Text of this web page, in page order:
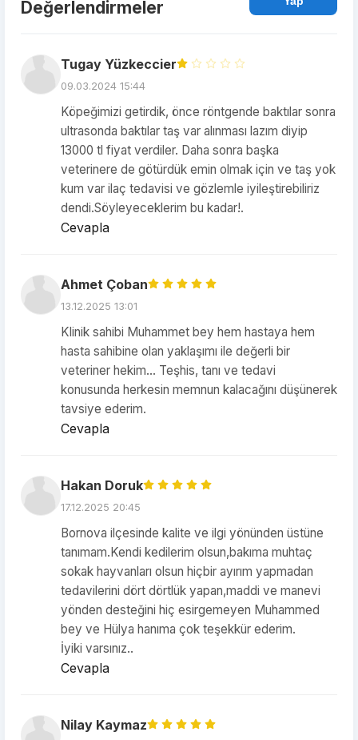
Değerlendirmeler
Tugay Yüzkeccier
09.03.2024 15:44
Köpeğimizi getirdik, önce röntgende baktılar sonra
ultrasonda baktılar taş var alınması lazım diyip
13000 tl fiyat verdiler. Daha sonra başka
veterinere de götürdük emin olmak için ve taş yok
kum var ilaç tedavisi ve gözlemle iyileştirebiliriz
dendi.Söyleyeceklerim bu kadar!.
Cevapla
Ahmet Çoban
13.12.2025 13:01
Klinik sahibi Muhammet bey hem hastaya hem
hasta sahibine olan yaklaşımı ile değerli bir
veteriner hekim… Teşhis, tanı ve tedavi
konusunda herkesin memnun kalacağını düşünerek
tavsiye ederim.
Cevapla
Hakan Doruk
17.12.2025 20:45
Bornova ilçesinde kalite ve ilgi yönünden üstüne
tanımam.Kendi kedilerim olsun,bakıma muhtaç
sokak hayvanları olsun hiçbir ayırım yapmadan
tedavilerini dört dörtlük yapan,maddi ve manevi
yönden desteğini hiç esirgemeyen Muhammed
bey ve Hülya hanıma çok teşekkür ederim.
İyiki varsınız..
Cevapla
Nilay Kaymaz